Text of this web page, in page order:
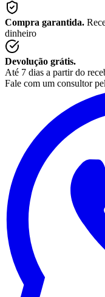
Compra garantida.
dinheiro
Devolução grátis.
Até 7 dias a partir do
Fale com um consultor